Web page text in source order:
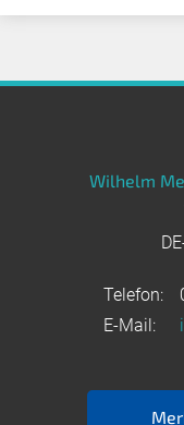
Wilhelm
Telefon:
E-Mail: